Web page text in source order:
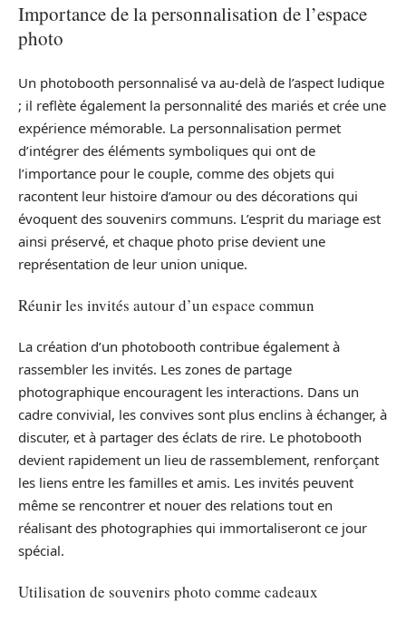
Importance de la personnalisation de l’espace
photo
Un photobooth personnalisé va au-delà de l’aspect ludique
; il reflète également la personnalité des mariés et crée une
expérience mémorable. La personnalisation permet
d’intégrer des éléments symboliques qui ont de
l’importance pour le couple, comme des objets qui
racontent leur histoire d’amour ou des décorations qui
évoquent des souvenirs communs. L’esprit du mariage est
ainsi préservé, et chaque photo prise devient une
représentation de leur union unique.
Réunir les invités autour d’un espace commun
La création d’un photobooth contribue également à
rassembler les invités. Les zones de partage
photographique encouragent les interactions. Dans un
cadre convivial, les convives sont plus enclins à échanger, à
discuter, et à partager des éclats de rire. Le photobooth
devient rapidement un lieu de rassemblement, renforçant
les liens entre les familles et amis. Les invités peuvent
même se rencontrer et nouer des relations tout en
réalisant des photographies qui immortaliseront ce jour
spécial.
Utilisation de souvenirs photo comme cadeaux